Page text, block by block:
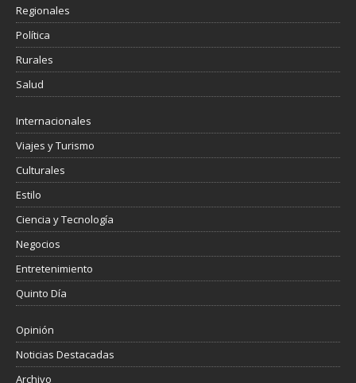
Regionales
Política
Rurales
Salud
Internacionales
Viajes y Turismo
Culturales
Estilo
Ciencia y Tecnología
Negocios
Entretenimiento
Quinto Día
Opinión
Noticias Destacadas
Archivo